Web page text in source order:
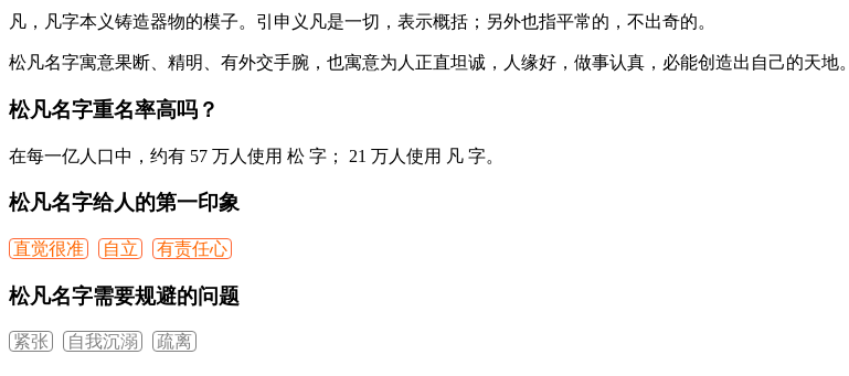
凡 ，凡字本义铸造器物的模子。引申义凡是一切，表示概括；另外也指平常的，不出奇的。
松凡名字寓意果断、精明、有外交手腕，也寓意为人正直坦诚，人缘好，做事认真，必能创造出自己的天地。
松凡名字重名率高吗？
在每一亿人口中，约有 57 万人使用 松 字； 21 万人使用 凡 字。
松凡名字给人的第一印象
直觉很准 自立 有责任心
松凡名字需要规避的问题
紧张 自我沉溺 疏离